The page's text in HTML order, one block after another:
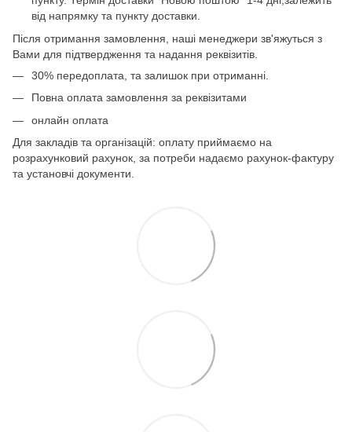
від напрямку та пункту доставки.
Після отримання замовлення, наші менеджери зв'яжуться з
Вами для підтвердження та надання реквізитів.
30% передоплата, та залишок при отриманні.
Повна оплата замовлення за реквізитами
онлайн оплата
Для закладів та організацій: оплату приймаємо на
розрахунковий рахунок, за потреби надаємо рахунок-фактуру
та установчі документи.